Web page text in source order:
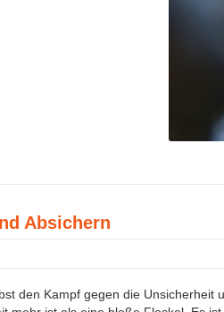
Absichern
den Kampf gegen die